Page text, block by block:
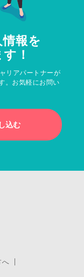
報を
！
リアパートナーが
。お気軽にお問い
込む
へ